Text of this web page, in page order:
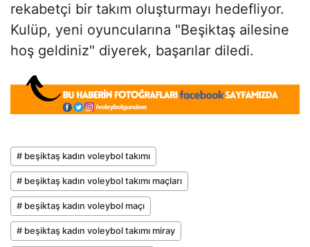
rekabetçi bir takım oluşturmayı hedefliyor.
Kulüp, yeni oyuncularına "Beşiktaş ailesine
hoş geldiniz" diyerek, başarılar diledi.
# beşiktaş kadın voleybol takımı
# beşiktaş kadın voleybol takımı maçları
# beşiktaş kadın voleybol maçı
# beşiktaş kadın voleybol takımı miray